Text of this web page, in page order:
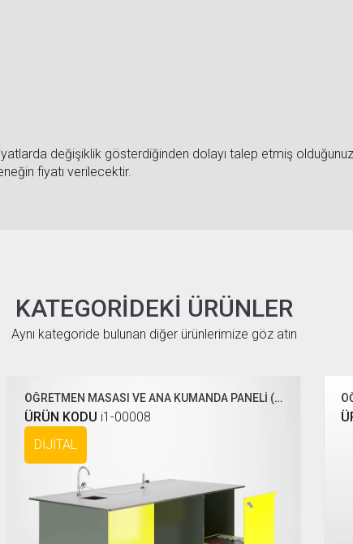
değişiklik gösterdiğinden dolayı talep etmiş
fiyatı verilecektir.
KATEGORIDEKI ÜRÜNLER
Aynı kategoride bulunan diğer ürünlerimize göz atın
ÖĞRETMEN MASASI VE ANA KUMANDA PANELİ ( COMPAKT DİJİTAL )
ÜRÜN KODU i1-00008
DİJİTAL